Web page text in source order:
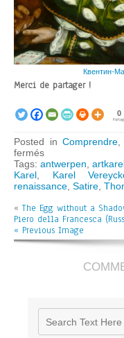
Квентин-
Merci de partager !
0
Posted inComprendre
ferméssur
Matsys
and
Leonardo
The
Age
of
Laughter
Creativity
Tags: antwerpen
Karel
Karel
renaissance Satire
«The Egg without a
Piero della Francesca
« Previous Image